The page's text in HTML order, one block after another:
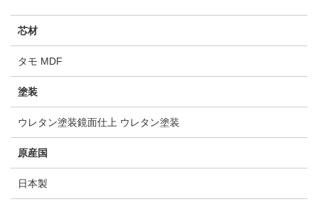
芯材
タモ MDF
塗装
ウレタン塗装鏡面仕上 ウレタン塗装
原産国
日本製